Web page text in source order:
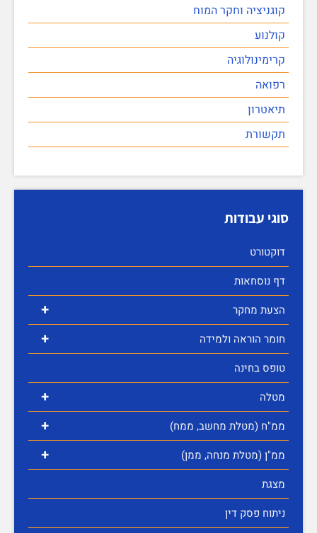
קוגניציה וחקר המוח
קולנוע
קרימינולוגיה
רפואה
תיאטרון
תקשורת
סוגי עבודות
דוקטורט
דף נוסחאות
+ הצעת מחקר
+
חומר הוראה ולמידה
טופס בחינה
+ מטלה
+ ממ"ח (מטלת מחשב, ממח)
+
ממ"ן (מטלת מנחה, ממן)
מצגת
ניתוח פסק דין